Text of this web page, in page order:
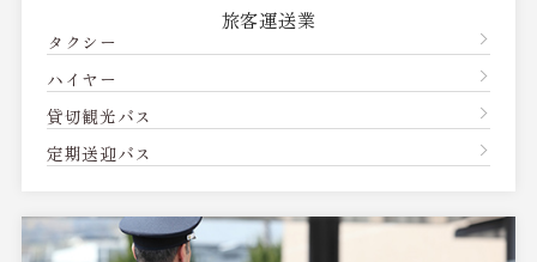
旅客運送業
タクシー
ハイヤー
貸切観光バス
定期送迎バス